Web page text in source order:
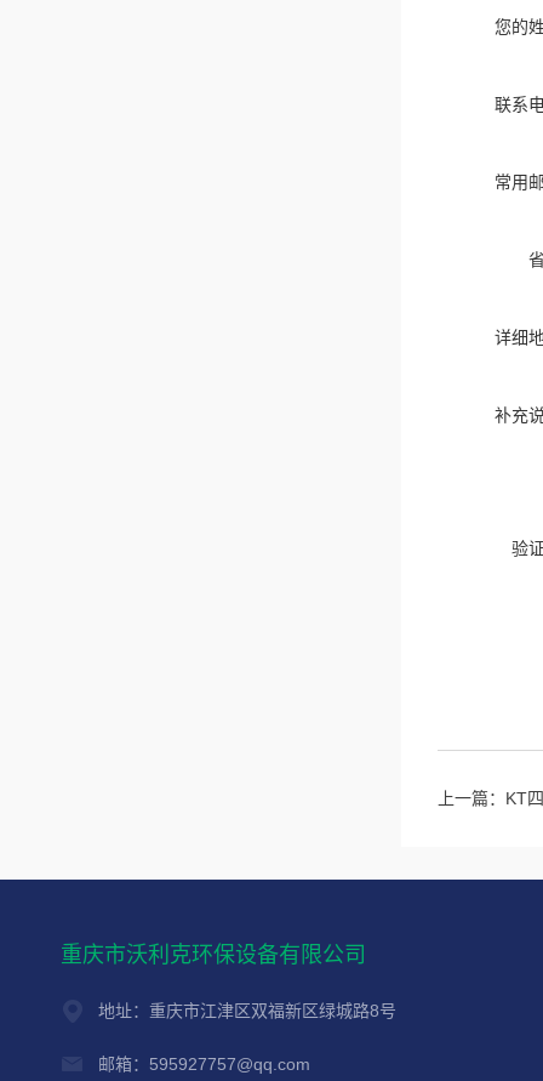
您的
联系
常用
详细
补充
验
上一篇： KT
重庆市沃利克环保设备有限公司
地址：重庆市江津区双福新区绿城路8号
邮箱：595927757@qq.com